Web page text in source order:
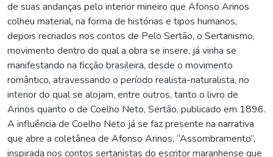
de suas andanças pelo interior mineiro que Afonso Arinos
colheu material, na forma de histórias e tipos humanos,
depois recriados nos contos de Pelo Sertão, o Sertanismo,
movimento dentro do qual a obra se insere, já vinha se
manifestando na ficção brasileira, desde o movimento
romântico, atravessando o período realista-naturalista, no
interior do qual se alojam, entre outros, tanto o livro de
Arinos quanto o de Coelho Neto, Sertão, publicado em 1896.
A influência de Coelho Neto já se faz presente na narrativa
que abre a coletânea de Afonso Arinos, “Assombramento”,
inspirada nos contos sertanistas do escritor maranhense que